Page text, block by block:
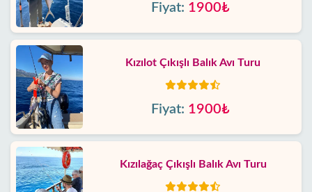
Fiyat: 1900₺
Kızılot Çıkışlı Balık Avı Turu
Fiyat: 1900₺
Kızılağaç Çıkışlı Balık Avı Turu